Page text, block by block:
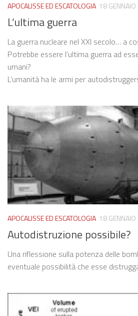
APOCALISSE ED ESCATOLOGIA 18
L’ultima guerra
La guerra nucleare nel XXI secolo… a
Potrebbe essere l’ultima guerra ad
umani?
L’umanità ha le armi per
APOCALISSE ED ESCATOLOGIA 18
Autodistruzione possibile?
Una riflessione sulla potenza delle
eventuale possibilità che esse